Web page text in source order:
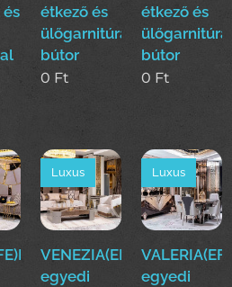
étkező és
ülőgarnitúra
bútor
0 Ft
étkező és
ülőgarnitúra
bútor
0 Ft
VENEZIA(EFE)Luxus
egyedi
Luxus
egyedi
Luxus